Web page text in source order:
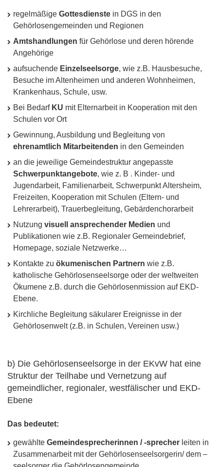
regelmäßige Gottesdienste in DGS in den
Gehörlosengemeinden und Regionen
Amtshandlungen für Gehörlose und deren hörende
Angehörige
aufsuchende Einzelseelsorge, wie z.B. Hausbesuche,
Besuche im Altenheimen und anderen Wohnheimen,
Krankenhaus, Schule, usw.
Bei Bedarf KU mit Elternarbeit in Kooperation mit den
Schulen vor Ort
Gewinnung, Ausbildung und Begleitung von
ehrenamtlich Mitarbeitenden in den Gemeinden
an die jeweilige Gemeindestruktur angepasste
Schwerpunktangebote, wie z. B . Kinder- und
Jugendarbeit, Familienarbeit, Schwerpunkt Altersheim,
Freizeiten, Kooperation mit Schulen (Eltern- und
Lehrerarbeit), Trauerbegleitung, Gebärdenchorarbeit
Nutzung visuell ansprechender Medien und
Publikationen wie z.B. Regionaler Gemeindebrief,
Homepage, soziale Netzwerke…
Kontakte zu ökumenischen Partnern wie z.B.
katholische Gehörlosenseelsorge oder der weltweiten
Ökumene z.B. durch die Gehörlosenmission auf EKD-
Ebene.
Kirchliche Begleitung säkularer Ereignisse in der
Gehörlosenwelt (z.B. in Schulen, Vereinen usw.)
b) Die Gehörlosenseelsorge in der EKvW hat eine
Struktur der Teilhabe und Vernetzung auf
gemeindlicher, regionaler, westfälischer und EKD-
Ebene
Das bedeutet:
gewählte Gemeindesprecherinnen / -sprecher leiten in
Zusammenarbeit mit der Gehörlosenseelsorgerin/ dem –